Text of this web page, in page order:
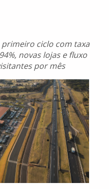
ciclo com taxa
novas lojas e fluxo
por mês